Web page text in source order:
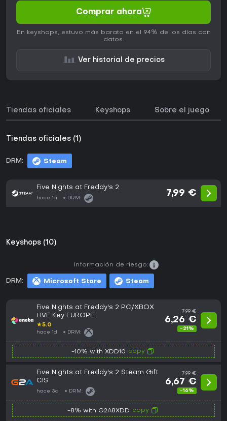
Comprar ahora
En keyshops, estuvo más barato en el 94% de los días con
datos.
Ver historial de precios
Tiendas oficiales Keyshops Sobre el juego
Tiendas oficiales (1)
DRM: Steam
Five Nights at Freddy's 2
hace 1a DRM:
7,99 €
Keyshops (10)
DRM: Microsoft Store Steam
Información de riesgo:
Five Nights at Freddy's 2 PC/XBOX
LIVE Key EUROPE
★5.0
hace 1d DRM:
7,99 €
6,26 €
-21%
-10% with XDD10 copy
Five Nights at Freddy's 2 Steam Gift
CIS
hace 3d DRM:
7,99 €
6,67 €
-16%
-8% with G2A8XDD copy